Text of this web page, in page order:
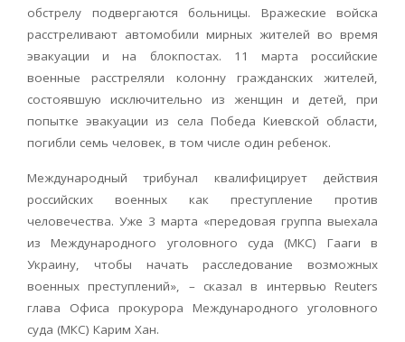
обстрелу подвергаются больницы. Вражеские войска
расстреливают автомобили мирных жителей во время
эвакуации и на блокпостах. 11 марта российские
военные расстреляли колонну гражданских жителей,
состоявшую исключительно из женщин и детей, при
попытке эвакуации из села Победа Киевской области,
погибли семь человек, в том числе один ребенок.
Международный трибунал квалифицирует действия
российских военных как преступление против
человечества. Уже 3 марта «передовая группа выехала
из Международного уголовного суда (МКС) Гааги в
Украину, чтобы начать расследование возможных
военных преступлений», – сказал в интервью Reuters
глава Офиса прокурора Международного уголовного
суда (МКС) Карим Хан.